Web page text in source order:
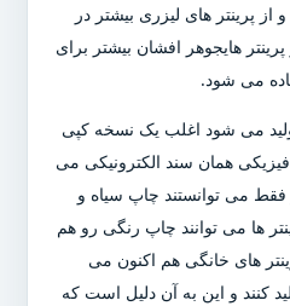
از پرینتر های لیزری بیشتر در
هایجوهر افشان بیشتر برای
می شود.
می شود اغلب یک نسخه کپی
همان سند الکترونیکی می
فقط می توانستند چاپ سیاه و
ها می توانند چاپ رنگی رو هم
های خانگی هم اکنون می
کنند و این به آن دلیل است که